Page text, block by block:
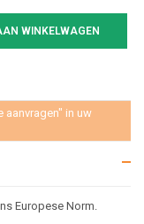
WINKELWAGEN
aanvragen" in uw
Europese Norm.